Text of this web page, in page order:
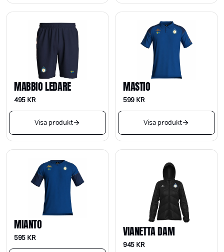
MABBIO LEDARE
495KR
Visa produkt
MASTIO
599KR
Visa produkt
MIANTO
595KR
VIANETTA DAM
945KR